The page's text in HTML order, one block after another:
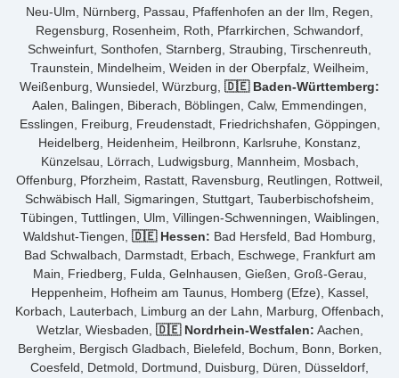
Neu-Ulm, Nürnberg, Passau, Pfaffenhofen an der Ilm, Regen,
Regensburg, Rosenheim, Roth, Pfarrkirchen, Schwandorf,
Schweinfurt, Sonthofen, Starnberg, Straubing, Tirschenreuth,
Traunstein, Mindelheim, Weiden in der Oberpfalz, Weilheim,
Weißenburg, Wunsiedel, Würzburg, 🇩🇪 Baden-Württemberg:
Aalen, Balingen, Biberach, Böblingen, Calw, Emmendingen,
Esslingen, Freiburg, Freudenstadt, Friedrichshafen, Göppingen,
Heidelberg, Heidenheim, Heilbronn, Karlsruhe, Konstanz,
Künzelsau, Lörrach, Ludwigsburg, Mannheim, Mosbach,
Offenburg, Pforzheim, Rastatt, Ravensburg, Reutlingen, Rottweil,
Schwäbisch Hall, Sigmaringen, Stuttgart, Tauberbischofsheim,
Tübingen, Tuttlingen, Ulm, Villingen-Schwenningen, Waiblingen,
Waldshut-Tiengen, 🇩🇪 Hessen: Bad Hersfeld, Bad Homburg,
Bad Schwalbach, Darmstadt, Erbach, Eschwege, Frankfurt am
Main, Friedberg, Fulda, Gelnhausen, Gießen, Groß-Gerau,
Heppenheim, Hofheim am Taunus, Homberg (Efze), Kassel,
Korbach, Lauterbach, Limburg an der Lahn, Marburg, Offenbach,
Wetzlar, Wiesbaden, 🇩🇪 Nordrhein-Westfalen: Aachen,
Bergheim, Bergisch Gladbach, Bielefeld, Bochum, Bonn, Borken,
Coesfeld, Detmold, Dortmund, Duisburg, Düren, Düsseldorf,